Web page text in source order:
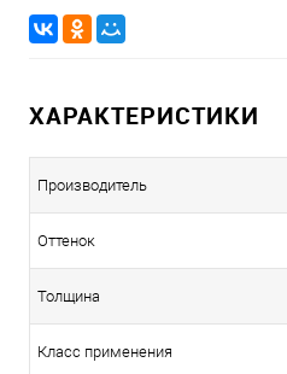
ХАРАКТЕРИСТИКИ
Производитель
Оттенок
Толщина
Класс применения